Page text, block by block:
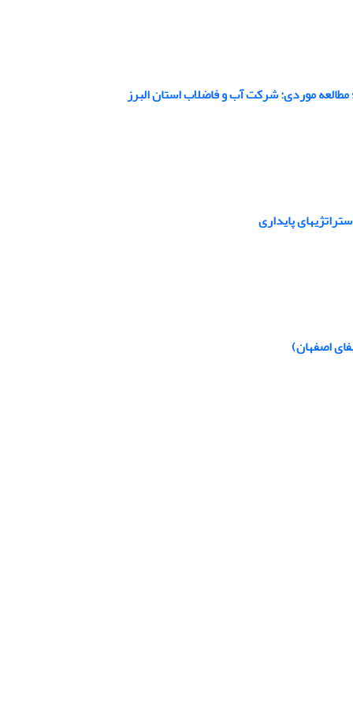
موردی: شرکت آب و فاضلاب استان البرز